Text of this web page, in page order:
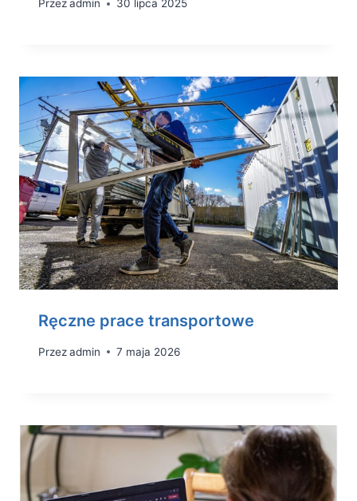
Przezadmin 30 lipca 2025
Ręczne prace transportowe
Przezadmin 7 maja 2026